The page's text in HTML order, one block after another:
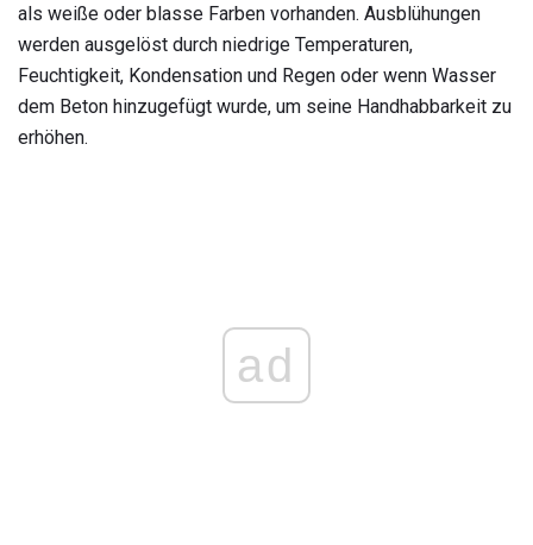
als weiße oder blasse Farben vorhanden. Ausblühungen
werden ausgelöst durch niedrige Temperaturen,
Feuchtigkeit, Kondensation und Regen oder wenn Wasser
dem Beton hinzugefügt wurde, um seine Handhabbarkeit zu
erhöhen.
ad